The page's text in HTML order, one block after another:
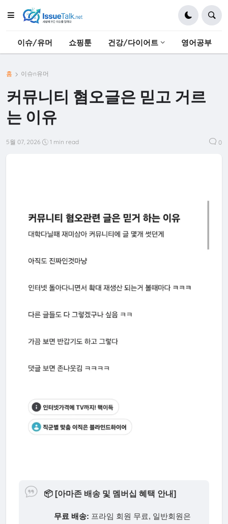
이슈/유머 쇼핑툰 건강/다이어트 영어공부
홈 이슈n유머
커뮤니티 혐오글은 믿고 거르
는 이유
5월 07, 2026 1 min read 0
📦 [아마존 배송 및 멤버십 혜택 안내]
무료 배송: 프라임 회원 무료, 일반회원은